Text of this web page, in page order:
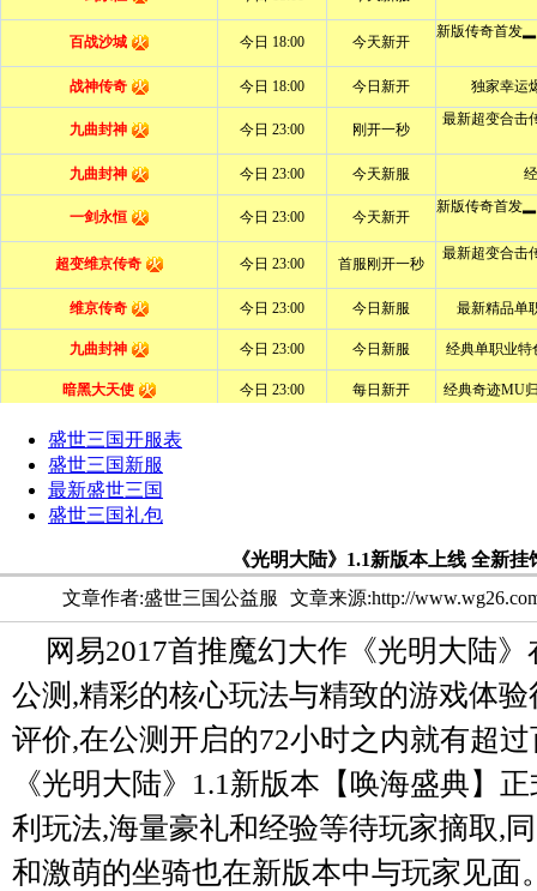
盛世三国开服表
盛世三国新服
最新盛世三国
盛世三国礼包
《光明大陆》1.1新版本上线 全新挂
文章作者:盛世三国公益服
文章来源:http://
网易2017首推魔幻大作《光明大陆
公测,精彩的核心玩法与精致的游戏体
评价,在公测开启的72小时之内就有超
《光明大陆》1.1新版本【唤海盛典】
利玩法,海量豪礼和经验等待玩家摘取,
和激萌的坐骑也在新版本中与玩家见面